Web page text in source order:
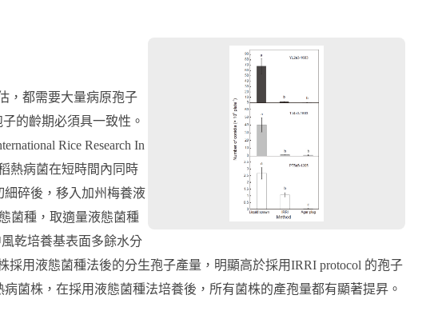
，都需要大量病原孢子
的齡期必須具一致性。
Rice Research In
熱病菌在短時間內同時
細碎後，移入加州梅養液
菌種，取適量液態菌種
乾培養基表面多餘水分
用液態菌種法後的分生孢子產量，明顯高於採用IRRI protocol 的孢子
菌株，在採用液態菌種法培養後，所有菌株的產孢量都有顯著提昇。